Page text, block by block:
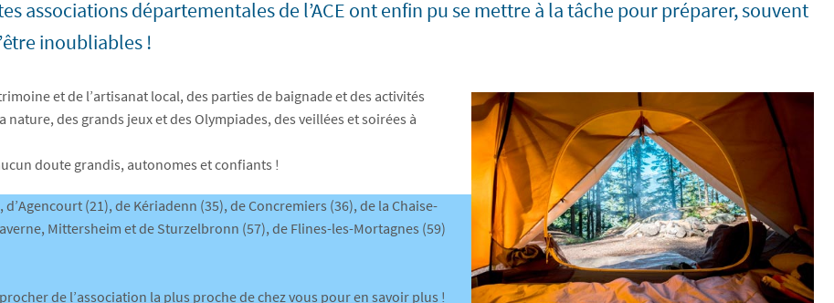
associations départementales de l’ACE ont enfin pu se mettre à la tâche pour préparer, souvent
inoubliables !
et de l’artisanat local, des parties de baignade et des activités
des grands jeux et des Olympiades, des veillées et soirées à
doute grandis, autonomes et confiants !
d’Agencourt (21), de Kériadenn (35), de Concremiers (36), de la Chaise-
Mittersheim et de Sturzelbronn (57), de Flines-les-Mortagnes (59)
de l’association la plus proche de chez vous pour en savoir plus !